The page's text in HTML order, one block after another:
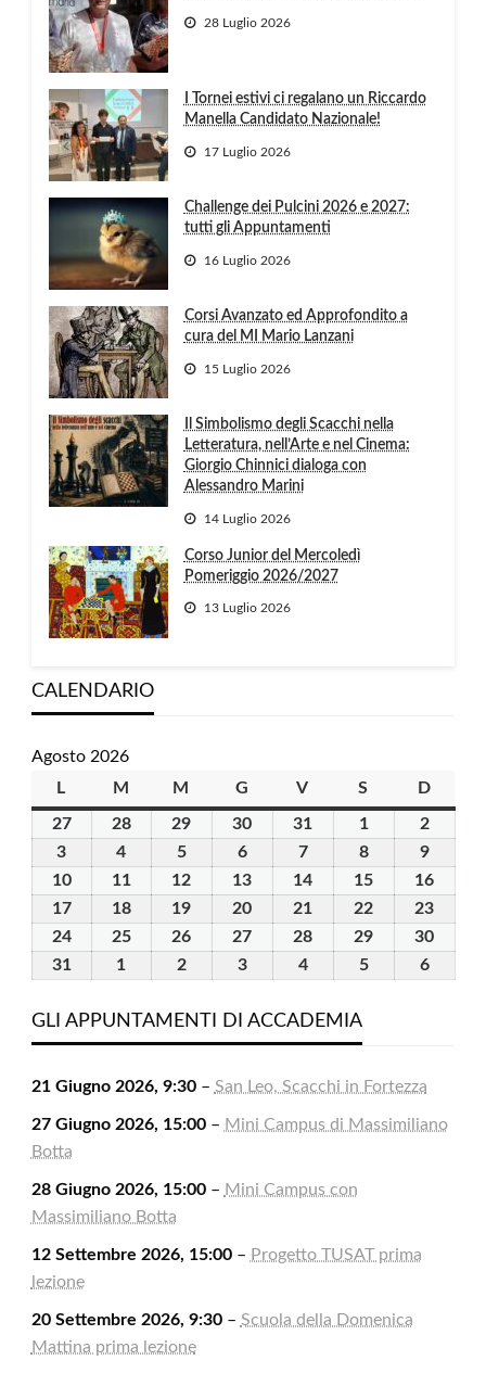
28 Luglio 2026
I Tornei estivi ci regalano un Riccardo
Manella Candidato Nazionale!
17 Luglio 2026
Challenge dei Pulcini 2026 e 2027:
tutti gli Appuntamenti
16 Luglio 2026
Corsi Avanzato ed Approfondito a
cura del MI Mario Lanzani
15 Luglio 2026
Il Simbolismo degli Scacchi nella
Letteratura, nell’Arte e nel Cinema:
Giorgio Chinnici dialoga con
Alessandro Marini
14 Luglio 2026
Corso Junior del Mercoledì
Pomeriggio 2026/2027
13 Luglio 2026
CALENDARIO
Agosto 2026
L
M martedì
M mercoledì
G giovedìV venerdì
S sabatoD
2727
Luglio
2026
2828
29 30 31 11
Agosto
2026
22
Agosto
2026
3
Agosto
2026
4
Agosto
2026
55
Agosto
2026
66
Agosto
2026
77
Agosto
2026
88
Agosto
2026
99
Agosto
2026
1010
Agosto
2026
1111
Agosto
2026
12
Agosto
13
Agosto
14
Agosto
15
Agosto
16
1717
Agosto
1818
Agosto
19
Agosto
20
Agosto
21
Agosto
22
Agosto
23
2424
Agosto
2525
Agosto
26
Agosto
27
Agosto
28
Agosto
29
Agosto
30
3131
2026
1
2026
22
2026
33
2026
44
2026
55
66
GLI APPUNTAMENTI DI ACCADEMIA
21 Giugno 2026, 9:30– San Leo, Scacchi in Fortezza
27 Giugno 2026, 15:00– Mini Campus di Massimiliano
Botta
28 Giugno 2026, 15:00– Mini Campus con
Massimiliano Botta
12 Settembre 2026, 15:00– Progetto TUSAT prima
lezione
20 Settembre 2026, 9:30– Scuola della Domenica
Mattina prima lezione